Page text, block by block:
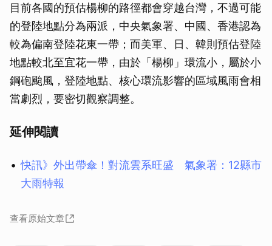
目前各國的預估楊柳的路徑都會穿越台灣，不過可能
的登陸地點分為兩派，中央氣象署、中國、香港認為
較為偏南登陸花東一帶；而美軍、日、韓則預估登陸
地點較北至宜花一帶，由於「楊柳」環流小，屬於小
鋼砲颱風，登陸地點、核心環流影響的區域風雨會相
當劇烈，要密切觀察調整。
延伸閱讀
快訊》外出帶傘！對流雲系旺盛 氣象署：12縣市
大雨特報
查看原始文章